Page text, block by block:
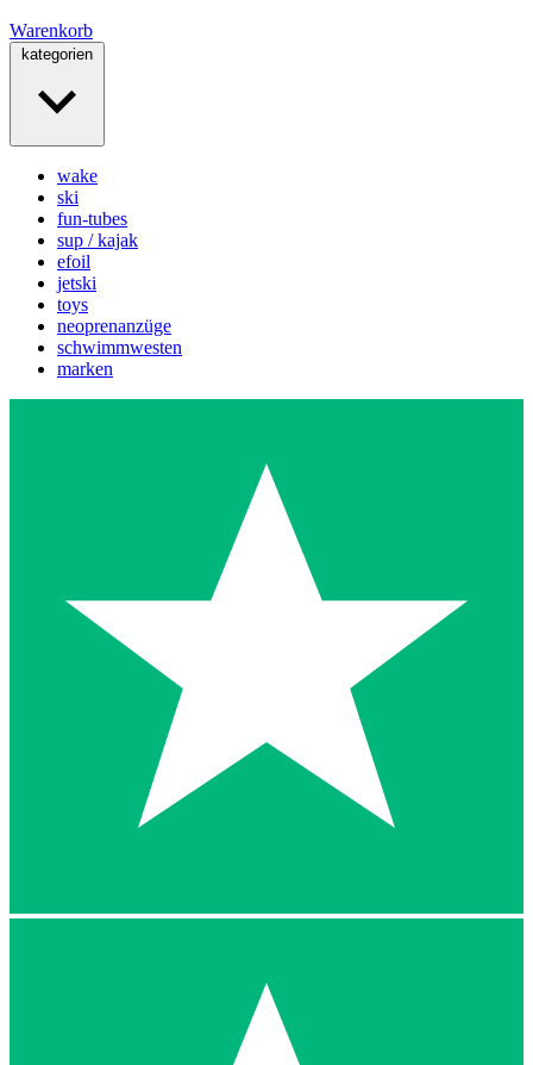
Warenkorb
kategorien
wake
ski
fun-tubes
sup / kajak
efoil
jetski
toys
neoprenanzüge
schwimmwesten
marken